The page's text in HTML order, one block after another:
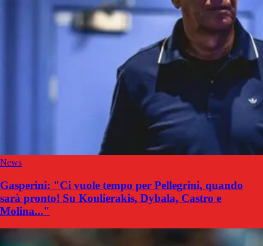
News
Gasperini: "Ci vuole tempo per Pellegrini, quando
sarà pronto! Su Koulierakis, Dybala, Castro e
Molina..."